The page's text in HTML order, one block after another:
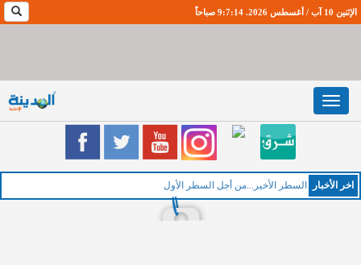
الإثنين 10 آب / أغسطس 2026. 9:7:15 صباحاً
Toggle
navigation
اخر اﻷخبار ال